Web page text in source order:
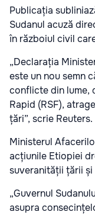
Publicația
Sudanul acuză
în războiul civil
„Declarația
este un nou semn
conflicte din lume,
Rapid (RSF),
țări”, scrie Reuters.
Ministerul
acțiunile Etiopiei
suveranității țării și
„Guvernul
asupra